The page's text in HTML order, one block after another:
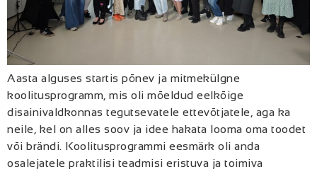
Aasta alguses startis põnev ja mitmekülgne
koolitusprogramm, mis oli mõeldud eelkõige
disainivaldkonnas tegutsevatele ettevõtjatele, aga ka
neile, kel on alles soov ja idee hakata looma oma toodet
või brändi. Koolitusprogrammi eesmärk oli anda
osalejatele praktilisi teadmisi eristuva ja toimiva